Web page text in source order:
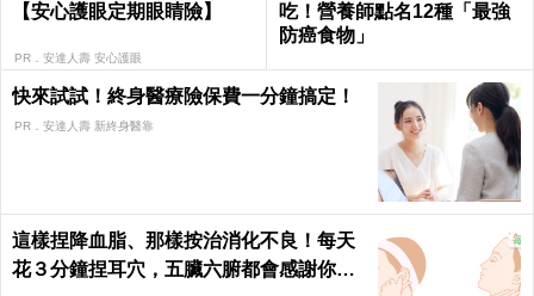
【安心護眼定期眼睛險】
PR．安達人壽 安心護眼
吃！營養師點名12種「最強
防癌食物」
快來試試！終身醫療險保費一分鐘搞定！
PR．安達人壽 新終身醫靠
這樣捏降血脂、那樣按治消化不良！每天
花３分鐘捏耳穴，五臟六腑都會感謝你｜